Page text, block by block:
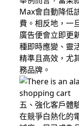
Max會自動降低
費。相反地，一
廣告便會立即更
種即時應變、靈
精準且高效，尤
務品牌。
五、強化客戶體
在競爭白熱化的